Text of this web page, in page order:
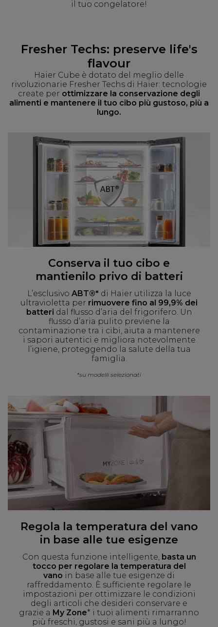
il tuo congelatore!
Fresher Techs: preserve life's
flavour
Haier Cube è dotato del meglio delle
rivoluzionarie Fresher Techs di Haier: tecnologie
create per ottimizzare la conservazione degli
alimenti e mantenere il tuo cibo più gustoso, più a
lungo.
Conserva il tuo cibo e
mantienilo privo di batteri
L’esclusivo ABT®* di Haier utilizza la luce
ultravioletta per rimuovere fino al 99,9% dei
batteri dal flusso d’aria del frigorifero. Un
flusso d’aria pulito previene la
contaminazione tra i cibi, aiuta a mantenere
i sapori autentici e migliora notevolmente
l’igiene, proteggendo la salute della tua
famiglia.
*su modelli selezionati
Regola la temperatura del vano
in base alle tue esigenze
Con questa funzione intelligente, basta un
tocco per regolare la temperatura del
vano in base alle tue esigenze di
raffreddamento. È sufficiente regolare le
impostazioni per ottimizzare le condizioni
degli articoli che desideri conservare e
grazie a My Zone* i tuoi alimenti rimarranno
più freschi, gustosi e sani più a lungo!